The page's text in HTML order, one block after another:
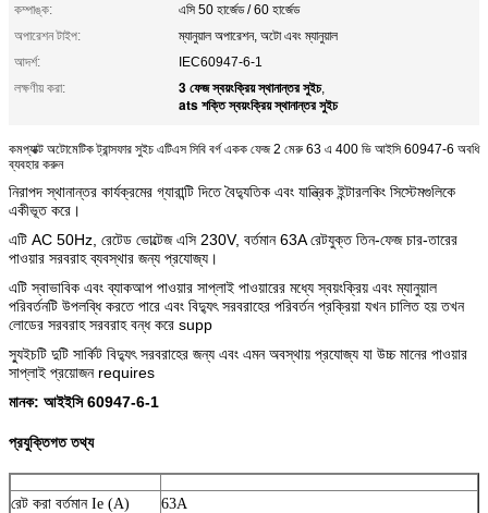
কম্পাঙ্ক:
এসি 50 হার্জেড / 60 হার্জেড
অপারেশন টাইপ:
ম্যানুয়াল অপারেশন, অটো এবং ম্যানুয়াল
আদর্শ:
IEC60947-6-1
লক্ষণীয় করা:
3 ফেজ স্বয়ংক্রিয় স্থানান্তর সুইচ,
ats শক্তি স্বয়ংক্রিয় স্থানান্তর সুইচ
কমপ্যাক্ট অটোমেটিক ট্রান্সফার সুইচ এটিএস সিবি বর্গ একক ফেজ 2 মেরু 63 এ 400 ভি আইসি 60947-6 অবধি
ব্যবহার করুন
নিরাপদ স্থানান্তর কার্যক্রমের গ্যারান্টি দিতে বৈদ্যুতিক এবং যান্ত্রিক ইন্টারলকিং সিস্টেমগুলিকে
একীভূত করে।
এটি AC 50Hz, রেটেড ভোল্টেজ এসি 230V, বর্তমান 63A রেটযুক্ত তিন-ফেজ চার-তারের
পাওয়ার সরবরাহ ব্যবস্থার জন্য প্রযোজ্য।
এটি স্বাভাবিক এবং ব্যাকআপ পাওয়ার সাপ্লাই পাওয়ারের মধ্যে স্বয়ংক্রিয় এবং ম্যানুয়াল
পরিবর্তনটি উপলব্ধি করতে পারে এবং বিদ্যুৎ সরবরাহের পরিবর্তন প্রক্রিয়া যখন চালিত হয় তখন
লোডের সরবরাহ সরবরাহ বন্ধ করে supp
স্যুইচটি দুটি সার্কিট বিদ্যুৎ সরবরাহের জন্য এবং এমন অবস্থায় প্রযোজ্য যা উচ্চ মানের পাওয়ার
সাপ্লাই প্রয়োজন requires
মানক: আইইসি 60947-6-1
প্রযুক্তিগত তথ্য
রেট করা বর্তমান Ie (A) 63A